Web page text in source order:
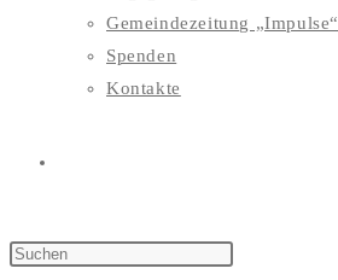
Gemeindezeitung „Impulse“
Spenden
Kontakte